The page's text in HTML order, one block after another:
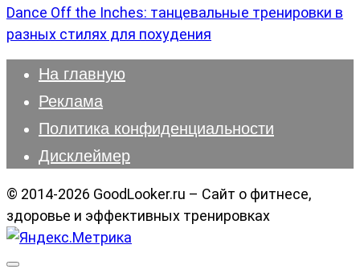
Dance Off the Inches: танцевальные тренировки в
разных стилях для похудения
На главную
Реклама
Политика конфиденциальности
Дисклеймер
© 2014-2026 GoodLooker.ru – Сайт о фитнесе,
здоровье и эффективных тренировках